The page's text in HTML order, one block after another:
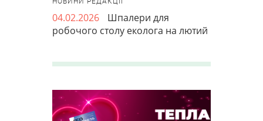
04.02.2026
Шпалери для
робочого столу еколога на лютий